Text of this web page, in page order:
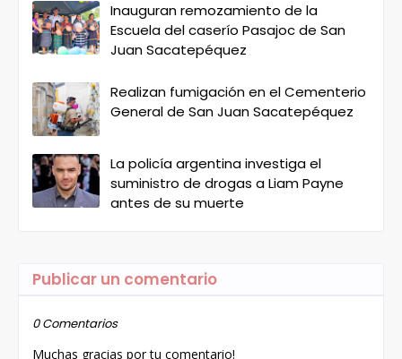
Inauguran remozamiento de la
Escuela del caserío Pasajoc de San
Juan Sacatepéquez
Realizan fumigación en el Cementerio
General de San Juan Sacatepéquez
La policía argentina investiga el
suministro de drogas a Liam Payne
antes de su muerte
Publicar un comentario
0 Comentarios
Muchas gracias por tu comentario!